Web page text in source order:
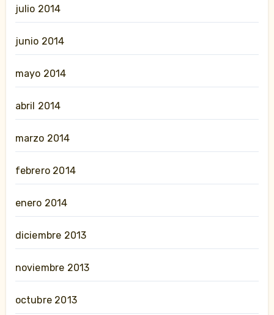
julio 2014
junio 2014
mayo 2014
abril 2014
marzo 2014
febrero 2014
enero 2014
diciembre 2013
noviembre 2013
octubre 2013